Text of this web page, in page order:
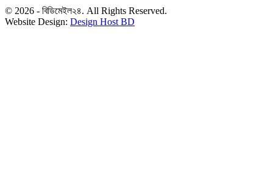
তামাকের মোড়কে স্বাস্থ্য সতর্কবার্তায় আইন মানছে না অধিকাংশ
© 2026 - বিডিমেইল২৪. All Rights Reserved.
Website Design: Design Host BD